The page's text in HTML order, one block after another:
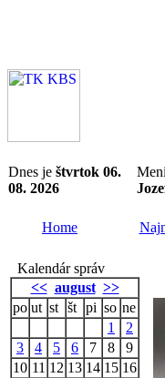
Dnes je štvrtok 06.
08. 2026
Home
Kalendár správ
<< august >>
po ut st št pi so ne
1
2
3
4 5 6 7 8
9
10 11 12 13 14 15 16